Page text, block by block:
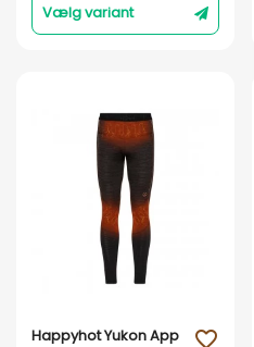
Vælg variant
Vis her
Happyhot Yukon App
favorite_outline